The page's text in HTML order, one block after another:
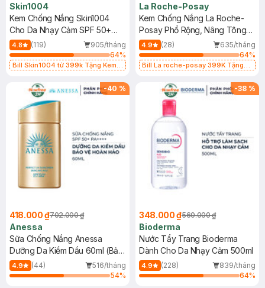
Skin1004
Kem Chống Nắng Skin1004
Cho Da Nhạy Cảm SPF 50+
50ml
4.8 (119)
905/tháng
64%
Bill Skin1004 từ 399k Tặng Kem
SPF 50+ 20ml (SL Có Hạn)
La Roche-Posay
Kem Chống Nắng La Roche-
Posay Phổ Rộng, Nâng Tông
Kiềm Dầu 50ml
4.9 (28)
635/tháng
64%
Bill La roche-posay 399K Tặng
(SL có hạn)
-40 %
418.000 ₫702.000 ₫
Anessa
Sữa Chống Nắng Anessa
Dưỡng Da Kiềm Dầu 60ml (Bản
Mới)
4.9 (44)
516/tháng
54%
-38 %
348.000 ₫560.000 ₫
Bioderma
Nước Tẩy Trang Bioderma
Dành Cho Da Nhạy Cảm 500ml
4.9 (228)
839/tháng
64%